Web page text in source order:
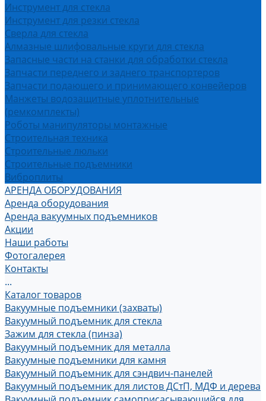
Инструмент для стекла
Инструмент для резки стекла
Сверла для стекла
Алмазные шлифовальные круги для стекла
Запасные части на станки для обработки стекла
Запчасти переднего и заднего транспортеров
Запчасти подающего и принимающего конвейеров
Манжеты водозащитные уплотнительные
(ремкомплекты)
Роботы манипуляторы монтажные
Строительная техника
Строительные люльки
Строительные подъемники
Виброплиты
АРЕНДА ОБОРУДОВАНИЯ
Аренда оборудования
Аренда вакуумных подъемников
Акции
Наши работы
Фотогалерея
Контакты
...
Каталог товаров
Вакуумные подъемники (захваты)
Вакуумный подъемник для стекла
Зажим для стекла (пинза)
Вакуумный подъемник для металла
Вакуумные подъемники для камня
Вакуумный подъемник для сэндвич-панелей
Вакуумный подъемник для листов ДСтП, МДФ и дерева